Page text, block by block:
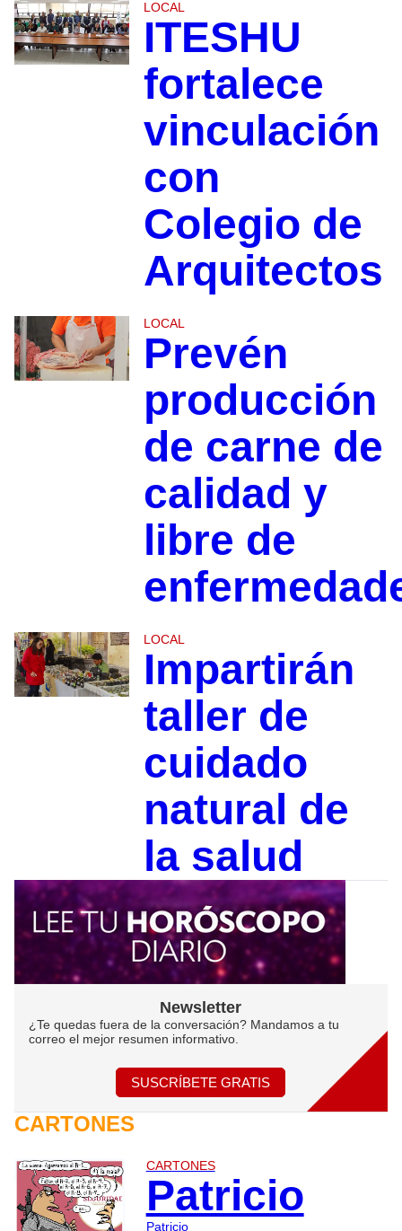
LOCAL
ITESHU
fortalece
vinculación
con
Colegio de
Arquitectos
LOCAL
Prevén
producción
de carne de
calidad y
libre de
LOCAL
Impartirán
taller de
cuidado
natural de
la salud
Newsletter
¿Te quedas fuera de la conversación? Mandamos a tu
correo el mejor resumen informativo.
SUSCRÍBETE GRATIS
CARTONES
CARTONES
Patricio
Patricio